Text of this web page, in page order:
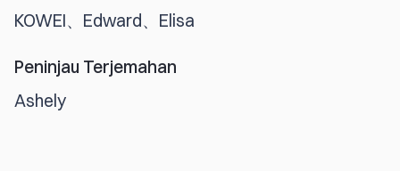
KOWEI、Edward、Elisa
Peninjau Terjemahan
Ashely